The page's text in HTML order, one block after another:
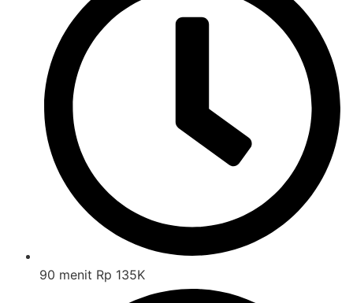
90 menit Rp 135K